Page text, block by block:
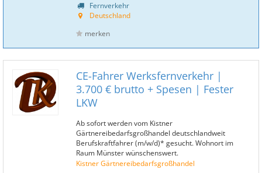
Fernverkehr
Deutschland
merken
CE-Fahrer Werksfernverkehr |
3.700 € brutto + Spesen | Fester
LKW
Ab sofort werden vom Kistner
Gärtnereibedarfsgroßhandel deutschlandweit
Berufskraftfahrer (m/w/d)* gesucht. Wohnort im
Raum Münster wünschenswert.
Kistner Gärtnereibedarfsgroßhandel